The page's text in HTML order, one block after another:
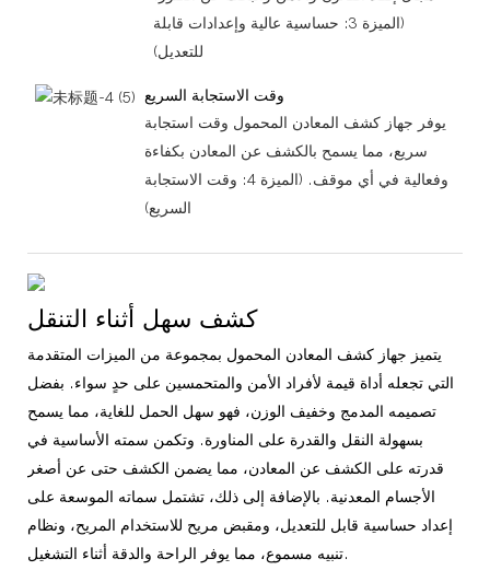
(الميزة 3: حساسية عالية وإعدادات قابلة
للتعديل)
وقت الاستجابة السريع
يوفر جهاز كشف المعادن المحمول وقت استجابة
سريع، مما يسمح بالكشف عن المعادن بكفاءة
وفعالية في أي موقف. (الميزة 4: وقت الاستجابة
السريع)
كشف سهل أثناء التنقل
يتميز جهاز كشف المعادن المحمول بمجموعة من الميزات المتقدمة
التي تجعله أداة قيمة لأفراد الأمن والمتحمسين على حدٍ سواء. بفضل
تصميمه المدمج وخفيف الوزن، فهو سهل الحمل للغاية، مما يسمح
بسهولة النقل والقدرة على المناورة. وتكمن سمته الأساسية في
قدرته على الكشف عن المعادن، مما يضمن الكشف حتى عن أصغر
الأجسام المعدنية. بالإضافة إلى ذلك، تشتمل سماته الموسعة على
إعداد حساسية قابل للتعديل، ومقبض مريح للاستخدام المريح، ونظام
تنبيه مسموع، مما يوفر الراحة والدقة أثناء التشغيل.